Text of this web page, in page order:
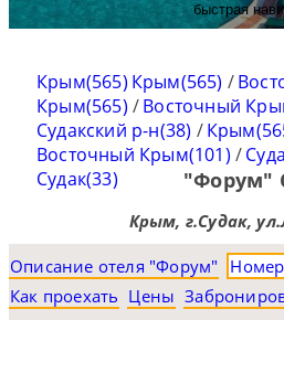
быстрая
Крым(565) Крым(565) /
Крым(565) /Восточный
Судакский р-н(38) /
Восточный Крым(101) /
Судак(33)
"Форум"
Крым, г.Судак,
Описание отеля "Форум"
Как проехать Цены